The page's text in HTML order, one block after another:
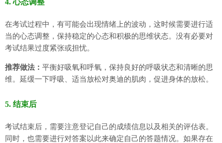
4. 心态调整
在考试过程中，有可能会出现情绪上的波动，这时候需要进行适
当的心态调整，保持稳定的心态和积极的思维状态。没有必要对
考试结果过度紧张或担忧。
推荐做法： 平衡好吸氧和呼氧，保持良好的呼吸状态和清晰的思
维。延缓一下呼吸、适当放松对奥迪的肌肉，促进身体的放松。
5. 结束后
考试结束后，需要注意登记自己的成绩信息以及相关的评估表。
同时，也需要进行对答案以此来确定自己的答题情况。如果存在